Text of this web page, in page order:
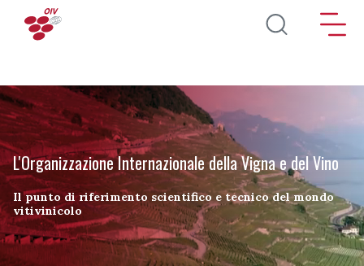
Salta al contenuto principale
L'Organizzazione Internazionale della Vigna e del Vino
Il punto di riferimento scientifico e tecnico del mondo
vitivinicolo